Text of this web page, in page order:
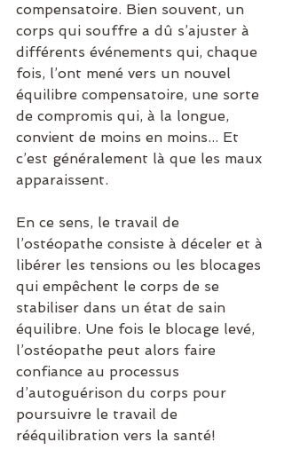
compensatoire. Bien souvent, un
corps qui souffre a dû s’ajuster à
différents événements qui, chaque
fois, l’ont mené vers un nouvel
équilibre compensatoire, une sorte
de compromis qui, à la longue,
convient de moins en moins... Et
c’est généralement là que les maux
apparaissent.
En ce sens, le travail de
l’ostéopathe consiste à déceler et à
libérer les tensions ou les blocages
qui empêchent le corps de se
stabiliser dans un état de sain
équilibre. Une fois le blocage levé,
l’ostéopathe peut alors faire
confiance au processus
d’autoguérison du corps pour
poursuivre le travail de
rééquilibration vers la santé!